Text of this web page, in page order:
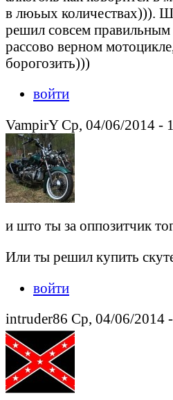
в люьых количествах))).
решил совсем правильным
рассово верном
борогозить)))
войти
VampirY Ср, 04/06/2014 -
и што ты за оппозитчик
Или ты решил купить
войти
intruder86 Ср, 04/06/2014